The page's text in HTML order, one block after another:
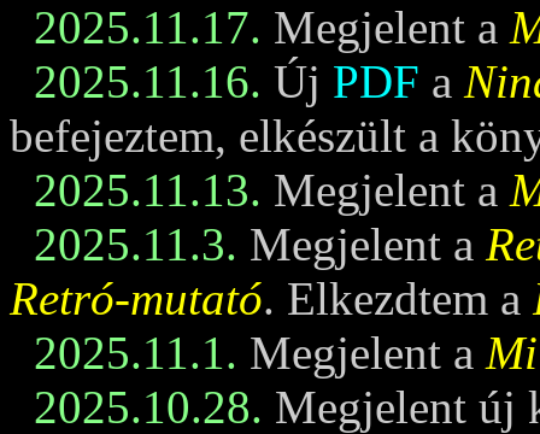
2025.11.17. Megjelent a
2025.11.16. Új PDF a
befejeztem, elkészült a
2025.11.13. Megjelent a
2025.11.3. Megjelent a
Retró-mutató. Elkezdtem a
2025.11.1. Megjelent a
2025.10.28. Megjelent új